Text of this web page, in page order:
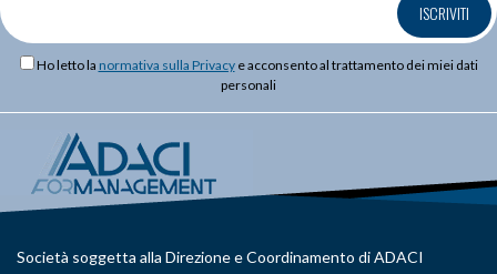
ISCRIVITI
Ho letto la normativa sulla Privacye acconsento al trattamento dei miei dati
personali
Società soggetta alla Direzione e Coordinamento di ADACI